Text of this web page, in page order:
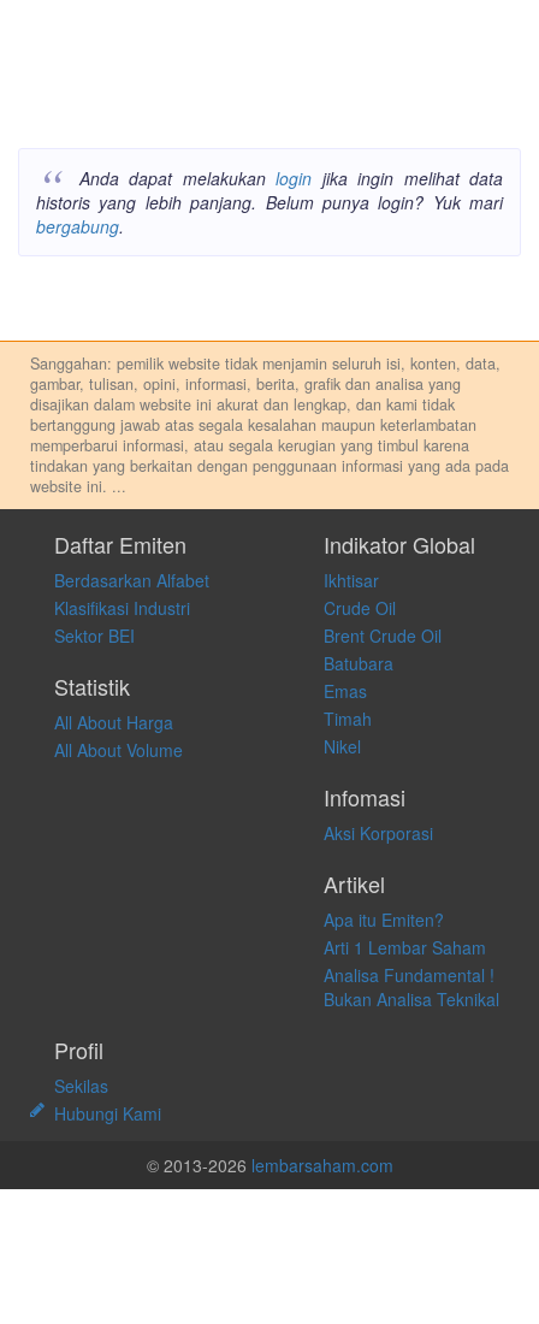
Anda dapat melakukanlogin jika ingin melihat data
historis yang lebih panjang. Belum punya login? Yuk mari
bergabung.
Sanggahan: pemilik website tidak menjamin seluruh isi, konten, data,
gambar, tulisan, opini, informasi, berita, grafik dan analisa yang
disajikan dalam website ini akurat dan lengkap, dan kami tidak
bertanggung jawab atas segala kesalahan maupun keterlambatan
memperbarui informasi, atau segala kerugian yang timbul karena
tindakan yang berkaitan dengan penggunaan informasi yang ada pada
website ini. ...
pribadi. Kami tidak memberi anjuran, saran, rekomendasi untuk
membeli, menjual atau melakukan aktivitas lain yang terkait dengan
transaksi perdagangan apapun, dan kami tidak bertanggung jawab
atas keputusan investasi yang dilakukan dalam kondisi dan situasi
apapun juga, yang diakibatkan secara langsung maupun tidak
langsung atas konten pada website ini.
Daftar Emiten
Berdasarkan Alfabet
Klasifikasi Industri
Sektor BEI
Statistik
All About Harga
All About Volume
Indikator Global
Ikhtisar
Crude Oil
Brent Crude Oil
Batubara
Emas
Timah
Nikel
Infomasi
Aksi Korporasi
Artikel
Apa itu Emiten?
Arti 1 Lembar Saham
Analisa Fundamental !
Bukan Analisa Teknikal
Profil
Sekilas
Hubungi Kami
© 2013-2026 lembarsaham.com